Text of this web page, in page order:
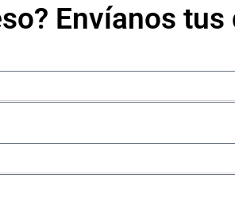
Envíanos